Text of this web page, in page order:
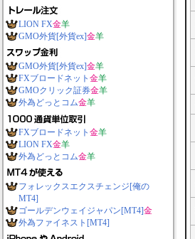
LION FX金羊
GMO外貨[外貨ex]金羊
GMO外貨[外貨ex]金羊
FXブロードネット 金羊
GMOクリック証券金羊
外為どっとコム金羊
FXブロードネット 金羊
LION FX金羊
外為どっとコム金羊
フォレックスエクスチェンジ[俺の
MT4]
ゴールデンウェイジャパン[MT4]金
外為ファイネスト[MT4]